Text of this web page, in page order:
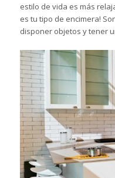
estilo de vida es más
es tu tipo de encimera!
disponer objetos y tener